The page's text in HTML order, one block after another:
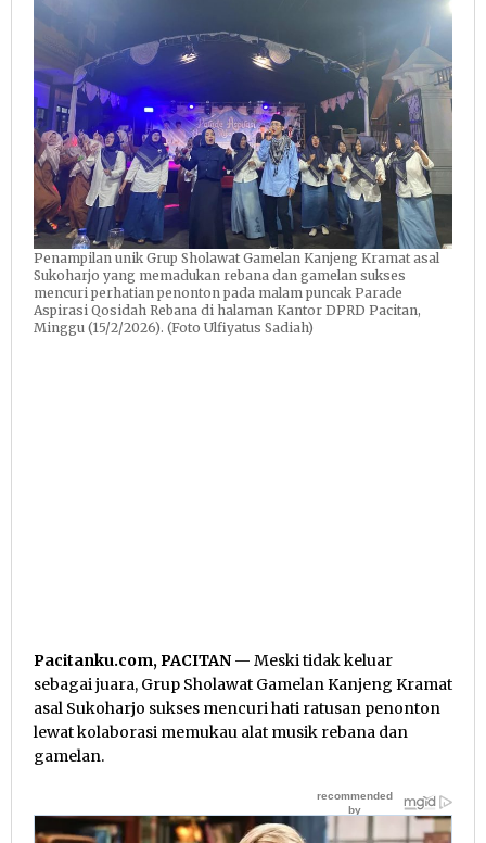
Penampilan unik Grup Sholawat Gamelan Kanjeng Kramat asal
Sukoharjo yang memadukan rebana dan gamelan sukses
mencuri perhatian penonton pada malam puncak Parade
Aspirasi Qosidah Rebana di halaman Kantor DPRD Pacitan,
Minggu (15/2/2026). (Foto Ulfiyatus Sadiah)
Pacitanku.com, PACITAN — Meski tidak keluar
sebagai juara, Grup Sholawat Gamelan Kanjeng Kramat
asal Sukoharjo sukses mencuri hati ratusan penonton
lewat kolaborasi memukau alat musik rebana dan
gamelan.